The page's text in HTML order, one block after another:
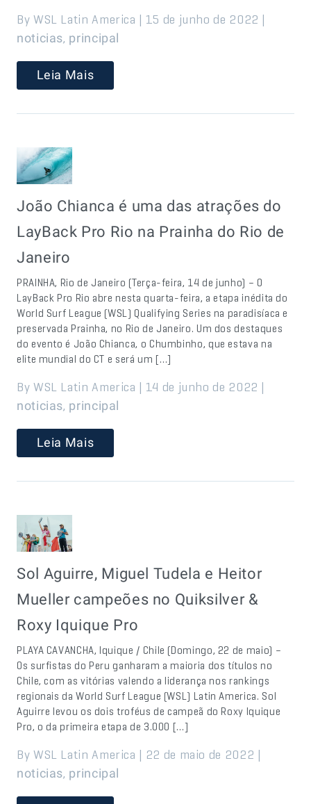
By WSL Latin America | 15 de junho de 2022 |
noticias, principal
Leia Mais
João Chianca é uma das atrações do
LayBack Pro Rio na Prainha do Rio de
Janeiro
PRAINHA, Rio de Janeiro (Terça-feira, 14 de junho) – O
LayBack Pro Rio abre nesta quarta-feira, a etapa inédita do
World Surf League (WSL) Qualifying Series na paradisíaca e
preservada Prainha, no Rio de Janeiro. Um dos destaques
do evento é João Chianca, o Chumbinho, que estava na
elite mundial do CT e será um […]
By WSL Latin America | 14 de junho de 2022 |
noticias, principal
Leia Mais
Sol Aguirre, Miguel Tudela e Heitor
Mueller campeões no Quiksilver &
Roxy Iquique Pro
PLAYA CAVANCHA, Iquique / Chile (Domingo, 22 de maio) –
Os surfistas do Peru ganharam a maioria dos títulos no
Chile, com as vitórias valendo a liderança nos rankings
regionais da World Surf League (WSL) Latin America. Sol
Aguirre levou os dois troféus de campeã do Roxy Iquique
Pro, o da primeira etapa de 3.000 […]
By WSL Latin America | 22 de maio de 2022 |
noticias, principal